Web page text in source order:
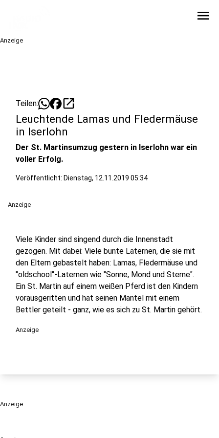
menu
Anzeige
Teilen: open_in_new
Leuchtende Lamas und Fledermäuse
in Iserlohn
Der St. Martinsumzug gestern in Iserlohn war ein
voller Erfolg.
Veröffentlicht: Dienstag, 12.11.2019 05:34
Anzeige
Viele Kinder sind singend durch die Innenstadt
gezogen. Mit dabei: Viele bunte Laternen, die sie mit
den Eltern gebastelt haben: Lamas, Fledermäuse und
"oldschool"-Laternen wie "Sonne, Mond und Sterne".
Ein St. Martin auf einem weißen Pferd ist den Kindern
vorausgeritten und hat seinen Mantel mit einem
Bettler geteilt - ganz, wie es sich zu St. Martin gehört.
Anzeige
Anzeige